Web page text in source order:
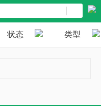
状态 类型